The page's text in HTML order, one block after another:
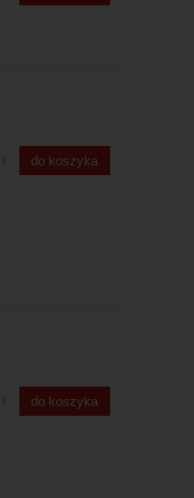
) do koszyka
) do koszyka